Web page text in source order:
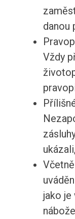
danou
Vždy
jako je